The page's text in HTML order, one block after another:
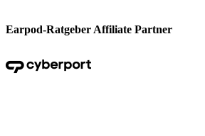
Earpod-Ratgeber Affiliate Partner